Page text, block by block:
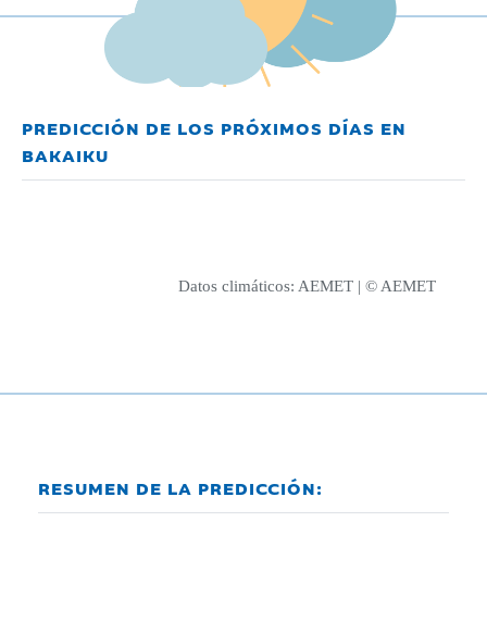
PREDICCIÓN DE LOS PRÓXIMOS DÍAS EN
BAKAIKU
Datos climáticos: AEMET | © AEMET
RESUMEN DE LA PREDICCIÓN: